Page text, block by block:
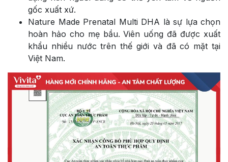
gốc xuất xứ.
Nature Made Prenatal Multi DHA là sự lựa chọn
hoàn hảo cho mẹ bầu. Viên uống đã được xuất
khẩu nhiều nước trên thế giới và đã có mặt tại
Việt Nam.